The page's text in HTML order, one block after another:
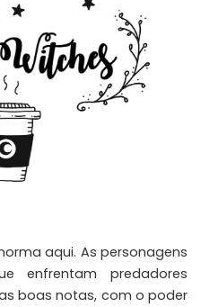
aqui. As personagens
enfrentam predadores
boas notas, com o poder